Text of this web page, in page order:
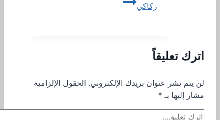
زكاكي
اترك تعليقاً
لن يتم نشر عنوان بريدك الإلكتروني. الحقول الإلزامية
مشار إليها بـ *